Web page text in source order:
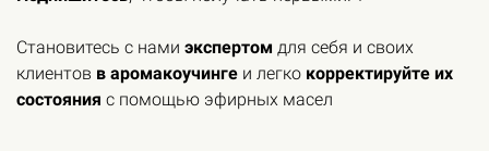
Становитесь с нами экспертом для себя и своих
клиентов в аромакоучинге и легко корректируйте их
состояния с помощью эфирных масел